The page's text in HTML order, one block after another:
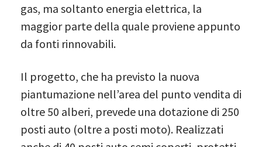
gas, ma soltanto energia elettrica, la
maggior parte della quale proviene appunto
da fonti rinnovabili.
Il progetto, che ha previsto la nuova
piantumazione nell’area del punto vendita di
oltre 50 alberi, prevede una dotazione di 250
posti auto (oltre a posti moto). Realizzati